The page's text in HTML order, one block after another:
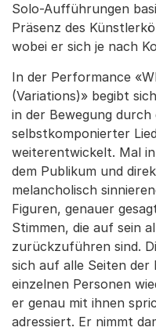
Solo-Aufführungen
Präsenz des
wobei er sich je nach
In der Performance
(Variations)» begibt
in der Bewegung durch
selbstkomponierter
weiterentwickelt. Mal
dem Publikum und
melancholisch
Figuren, genauer
Stimmen, die auf sein
zurückzuführen sind.
sich auf alle Seiten der
einzelnen Personen
er genau mit ihnen
adressiert. Er nimmt